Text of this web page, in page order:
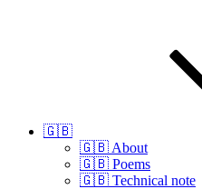
🇬🇧
🇬🇧 About
🇬🇧 Poems
🇬🇧 Technical note